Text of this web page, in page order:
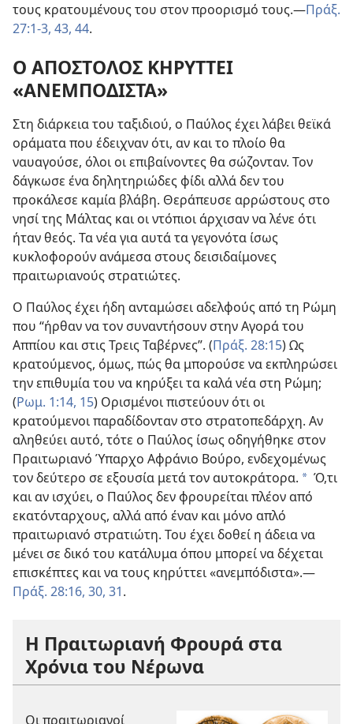
τους κρατουμένους του στον προορισμό τους.​—Πράξ.
27:1-3, 43, 44.
Ο ΑΠΟΣΤΟΛΟΣ ΚΗΡΥΤΤΕΙ
«ΑΝΕΜΠΟΔΙΣΤΑ»
Στη διάρκεια του ταξιδιού, ο Παύλος έχει λάβει θεϊκά
οράματα που έδειχναν ότι, αν και το πλοίο θα
ναυαγούσε, όλοι οι επιβαίνοντες θα σώζονταν. Τον
δάγκωσε ένα δηλητηριώδες φίδι αλλά δεν του
προκάλεσε καμία βλάβη. Θεράπευσε αρρώστους στο
νησί της Μάλτας και οι ντόπιοι άρχισαν να λένε ότι
ήταν θεός. Τα νέα για αυτά τα γεγονότα ίσως
κυκλοφορούν ανάμεσα στους δεισιδαίμονες
πραιτωριανούς στρατιώτες.
Ο Παύλος έχει ήδη ανταμώσει αδελφούς από τη Ρώμη
που “ήρθαν να τον συναντήσουν στην Αγορά του
Αππίου και στις Τρεις Ταβέρνες”. (Πράξ. 28:15) Ως
κρατούμενος, όμως, πώς θα μπορούσε να εκπληρώσει
την επιθυμία του να κηρύξει τα καλά νέα στη Ρώμη;
(Ρωμ. 1:14, 15) Ορισμένοι πιστεύουν ότι οι
κρατούμενοι παραδίδονταν στο στρατοπεδάρχη. Αν
αληθεύει αυτό, τότε ο Παύλος ίσως οδηγήθηκε στον
Πραιτωριανό Ύπαρχο Αφράνιο Βούρο, ενδεχομένως
τον δεύτερο σε εξουσία μετά τον αυτοκράτορα. * Ό,τι
και αν ισχύει, ο Παύλος δεν φρουρείται πλέον από
εκατόνταρχους, αλλά από έναν και μόνο απλό
πραιτωριανό στρατιώτη. Του έχει δοθεί η άδεια να
μένει σε δικό του κατάλυμα όπου μπορεί να δέχεται
επισκέπτες και να τους κηρύττει «ανεμπόδιστα».​—
Πράξ. 28:16, 30, 31.
Η Πραιτωριανή Φρουρά στα
Χρόνια του Νέρωνα
Οι πραιτωριανοί